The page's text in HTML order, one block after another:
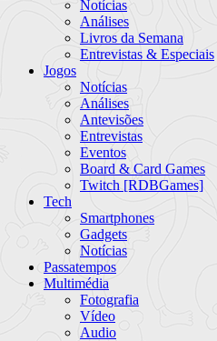
Notícias
Análises
Livros da Semana
Entrevistas & Especiais
Jogos
Notícias
Análises
Antevisões
Entrevistas
Eventos
Board & Card Games
Twitch [RDBGames]
Tech
Smartphones
Gadgets
Notícias
Passatempos
Multimédia
Fotografia
Vídeo
Audio